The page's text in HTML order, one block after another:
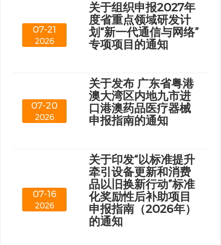
07-21
2026
关于组织申报2027年
度省重点领域研发计
划“新一代通信与网络”
专项项目的通知
07-20
2026
关于发布 广东省粤港
澳大湾区内地九市进
口港澳药品医疗器械
申报指南的通知
07-16
2026
关于印发“以标准提升
牵引设备更新和消费
品以旧换新行动”标准
化奖励性后补助项目
申报指南（2026年）
的通知